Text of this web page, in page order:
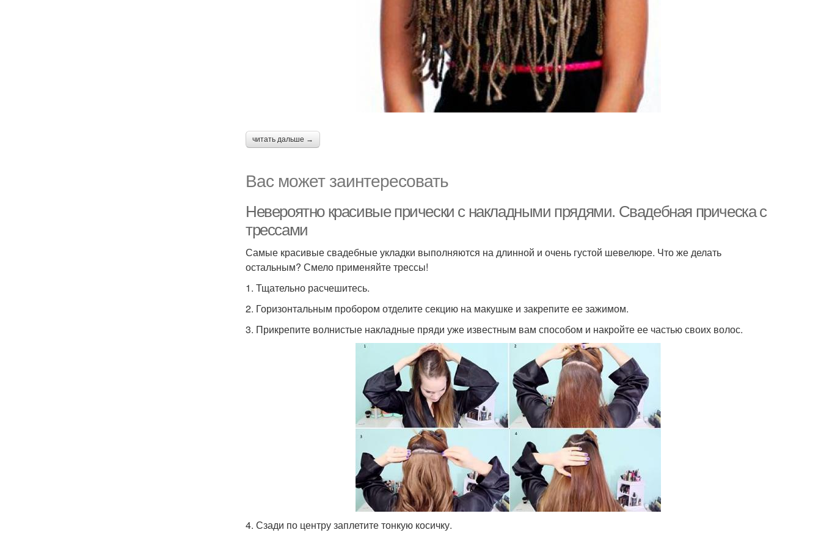
читать дальше →
Вас может заинтересовать
Невероятно красивые прически с накладными прядями. Свадебная прическа с
трессами
Самые красивые свадебные укладки выполняются на длинной и очень густой шевелюре. Что же делать
остальным? Смело применяйте трессы!
1. Тщательно расчешитесь.
2. Горизонтальным пробором отделите секцию на макушке и закрепите ее зажимом.
3. Прикрепите волнистые накладные пряди уже известным вам способом и накройте ее частью своих волос.
4. Сзади по центру заплетите тонкую косичку.